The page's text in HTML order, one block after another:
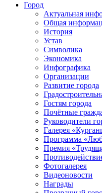
Город
Актуальная
Общая
История
Устав
Символика
Экономика
Инфографика
Организации
Развитие города
Гостям города
Почётные
Руководители
Галерея
Программа
Премия
Фотогалерея
Видеоновости
Награды